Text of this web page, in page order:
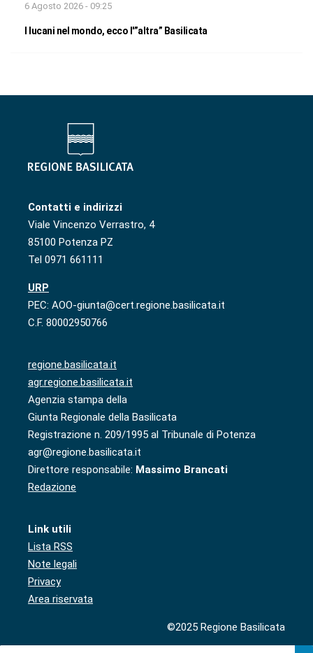
6 Agosto 2026 - 09:25
I lucani nel mondo, ecco l'”altra” Basilicata
Contatti e indirizzi
Viale Vincenzo Verrastro, 4
85100 Potenza PZ
Tel 0971 661111
URP
PEC: AOO-giunta@cert.regione.basilicata.it
C.F. 80002950766
regione.basilicata.it
agr.regione.basilicata.it
Agenzia stampa della
Giunta Regionale della Basilicata
Registrazione n. 209/1995 al Tribunale di Potenza
agr@regione.basilicata.it
Direttore responsabile: Massimo Brancati
Redazione
Link utili
Lista RSS
Note legali
Privacy
Area riservata
©2025 Regione Basilicata